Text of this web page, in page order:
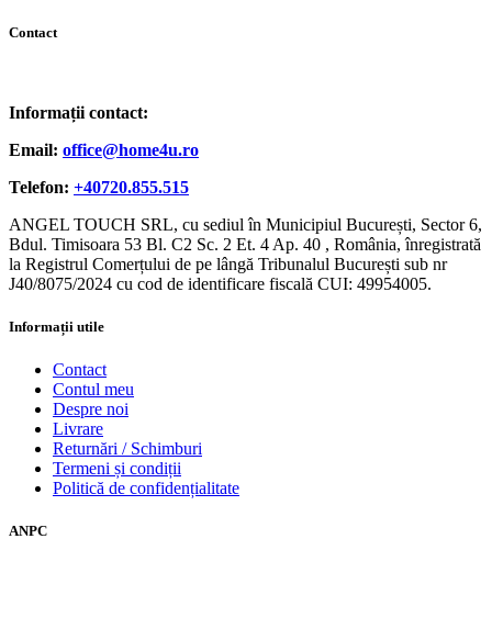
Contact
Informații contact:
Email: office@home4u.ro
Telefon: +40720.855.515
ANGEL TOUCH SRL, cu sediul în Municipiul București, Sector 6,
Bdul. Timisoara 53 Bl. C2 Sc. 2 Et. 4 Ap. 40 , România, înregistrată
la Registrul Comerțului de pe lângă Tribunalul București sub nr
J40/8075/2024 cu cod de identificare fiscală CUI: 49954005.
Informații utile
Contact
Contul meu
Despre noi
Livrare
Returnări / Schimburi
Termeni și condiții
Politică de confidențialitate
ANPC